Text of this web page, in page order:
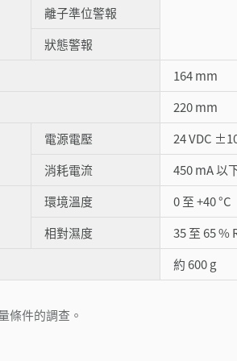
離子準位警報
狀態警報
164 mm
220 mm
電源電壓
24 VDC
消耗電流
450 mA 以
環境溫度
0 至 +40 °C
相對濕度
35 至 65 %
約 600 g
條件的調查。